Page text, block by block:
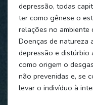
depressão, todas
ter como gênese o
relações no ambiente
Doenças de natureza
depressão e distúrbio
como origem o
não prevenidas e, se
levar o indivíduo à